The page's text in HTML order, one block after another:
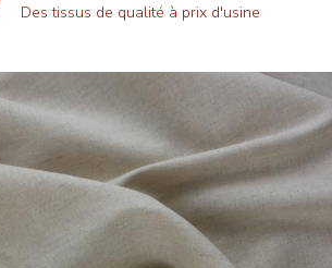
Des tissus de qualité à prix d'usine